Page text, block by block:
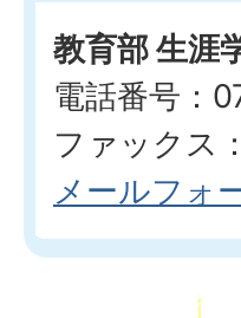
教育部 生涯
電話番号：
ファックス
メールフォ